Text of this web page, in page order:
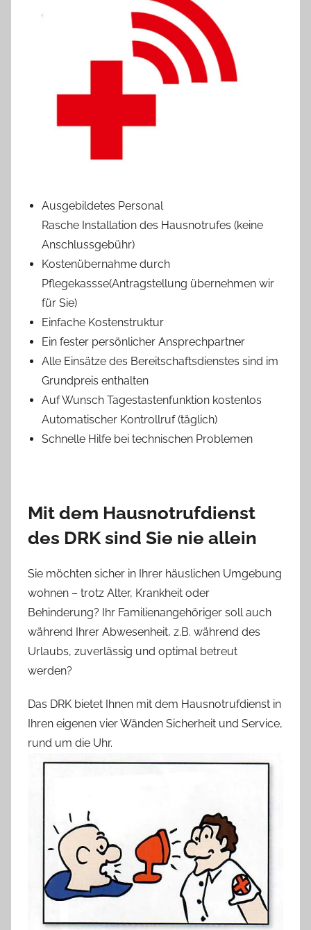
Ausgebildetes Personal
Rasche Installation des Hausnotrufes (keine
Anschlussgebühr)
Kostenübernahme durch
Pflegekassse(Antragstellung übernehmen wir
für Sie)
Einfache Kostenstruktur
Ein fester persönlicher Ansprechpartner
Alle Einsätze des Bereitschaftsdienstes sind im
Grundpreis enthalten
Auf Wunsch Tagestastenfunktion kostenlos
Automatischer Kontrollruf (täglich)
Schnelle Hilfe bei technischen Problemen
Mit dem Hausnotrufdienst
des DRK sind Sie nie allein
Sie möchten sicher in Ihrer häuslichen Umgebung
wohnen – trotz Alter, Krankheit oder
Behinderung? Ihr Familienangehöriger soll auch
während Ihrer Abwesenheit, z.B. während des
Urlaubs, zuverlässig und optimal betreut
werden?
Das DRK bietet Ihnen mit dem Hausnotrufdienst in
Ihren eigenen vier Wänden Sicherheit und Service,
rund um die Uhr.